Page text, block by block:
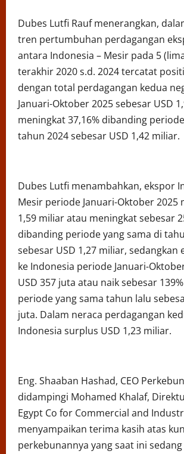
Dubes Lutfi Rauf menerangkan,
tren pertumbuhan perdagangan
antara Indonesia – Mesir pada 5
terakhir 2020 s.d. 2024 tercatat
dengan total perdagangan kedua
Januari-Oktober 2025 sebesar USD
meningkat 37,16% dibanding
tahun 2024 sebesar USD 1,42 miliar.
Dubes Lutfi menambahkan, ekspor
Mesir periode Januari-Oktober 2025
1,59 miliar atau meningkat sebesar
dibanding periode yang sama di
sebesar USD 1,27 miliar, sedangkan
ke Indonesia periode Januari-
USD 357 juta atau naik sebesar
periode yang sama tahun lalu
juta. Dalam neraca perdagangan
Indonesia surplus USD 1,23 miliar.
Eng. Shaaban Hashad, CEO
didampingi Mohamed Khalaf,
Egypt Co for Commercial and
menyampaikan terima kasih atas
perkebunannya yang saat ini